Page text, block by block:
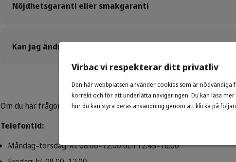
Nöjdhetsgaranti eller smakgaranti
Kan jag ändra eller avbryta min beställning?
Om du har frågor som inte finns med på listan kan du alltid ringa
Telefontid:
Måndag–torsdag: kl. 08.00–12.00 och 12.45–16.00
Virbac vi respekterar ditt privatliv
Den här webbplatsen använder cookies som är nödvändiga
korrekt och för att underlätta navigeringen. Du kan läsa
hur du kan styra deras användning genom att klicka på